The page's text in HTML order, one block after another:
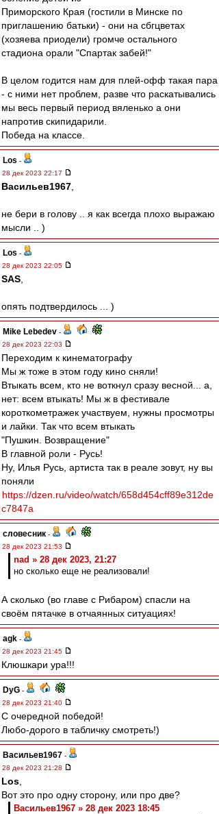
Приморского Края (гостили в Минске по
приглашению батьки) - они на сбгцветах
(хозяева приодели) громче остального
стадиона орали "Спартак забей!"
В целом годится нам для плей-офф такая пара
- с ними нет проблем, разве что раскатывались
мы весь первый период вяленько а они
напротив скипидарили.
Победа на классе.
Los -
28 дек 2023 22:17
Васильев1967
не бери в голову .. я как всегда плохо выражаю
мысли .. )
Los -
28 дек 2023 22:05
SAS
опять подтвердилось ... )
Mike Lebedev -
28 дек 2023 22:03
Переходим к кинематографу
Мы ж тоже в этом году кино сняли!
Втыкать всем, кто не воткнул сразу весной... а,
нет: всем втыкать! Мы ж в фестивале
короткометражек участвуем, нужны просмотры
и лайки. Так что всем втыкать
"Пушкин. Возвращение"
В главной роли - Русь!
Ну, Илья Русь, артиста так в реале зовут, ну вы
поняли
https://dzen.ru/video/watch/658d454cff89e312de
c7847a
словесник -
28 дек 2023 21:53
nad » 28 дек 2023, 21:27
но сколько еще не реализовали!
А сколько (во главе с Рибаром) спасли на
своём пятачке в отчаянных ситуациях!
agk -
28 дек 2023 21:45
Клюшкари ура!!!
DyG -
28 дек 2023 21:40
С очередной победой!
Любо-дорого в табличку смотреть!)
Васильев1967 -
28 дек 2023 21:28
Los
Вот это про одну сторону, или про две?
Васильев1967 » 28 дек 2023 18:45